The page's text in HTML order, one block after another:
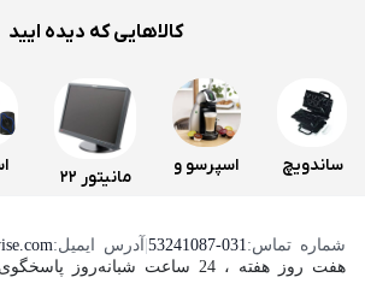
کالاهایی که دیده ایید
ساندویچ
ساز کنوود
مدل
اسپرسو و
دولچه
مانیتور 22
مدل
شماره تماس: 53241087-031
|آدرس ایمیل:
هفت روز هفته ، 24 ساعت شبانه‌روز پاسخگوی شما هستیم.